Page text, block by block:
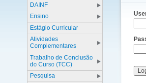
DAINF
Ensino
Estágio Curricular
Atividades
Complementares
Trabalho de Conclusão
do Curso (TCC)
Pesquisa